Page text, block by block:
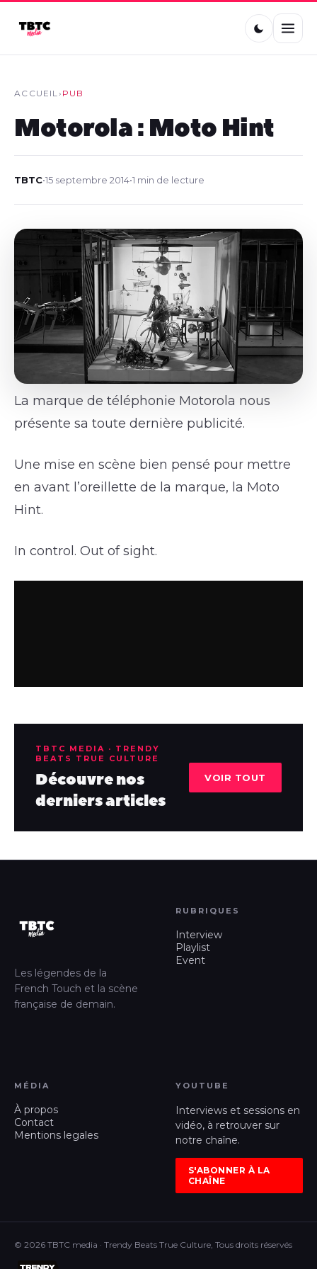
ACCUEIL› PUB
Motorola : Moto Hint
TBTC•15 septembre 2014•1 min de lecture
La marque de téléphonie Motorola nous
présente sa toute dernière publicité.
Une mise en scène bien pensé pour mettre
en avant l’oreillette de la marque, la Moto
Hint.
In control. Out of sight.
TBTC MEDIA · TRENDY
BEATS TRUE CULTURE
Découvre nos
derniers articles
VOIR TOUT
Les légendes de la
French Touch et la scène
française de demain.
RUBRIQUES
Interview
Playlist
Event
MÉDIA
À propos
Contact
Mentions legales
YOUTUBE
Interviews et sessions en
vidéo, à retrouver sur
notre chaîne.
S'ABONNER À LA
CHAÎNE
© 2026 TBTC media · Trendy Beats True Culture, Tous droits réservés